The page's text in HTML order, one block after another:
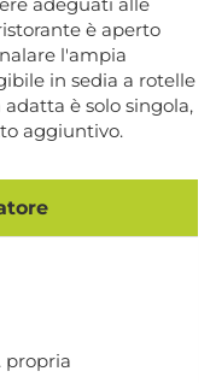
è aperto
l'ampia
in sedia a rotelle
è solo singola,
aggiuntivo.
propria